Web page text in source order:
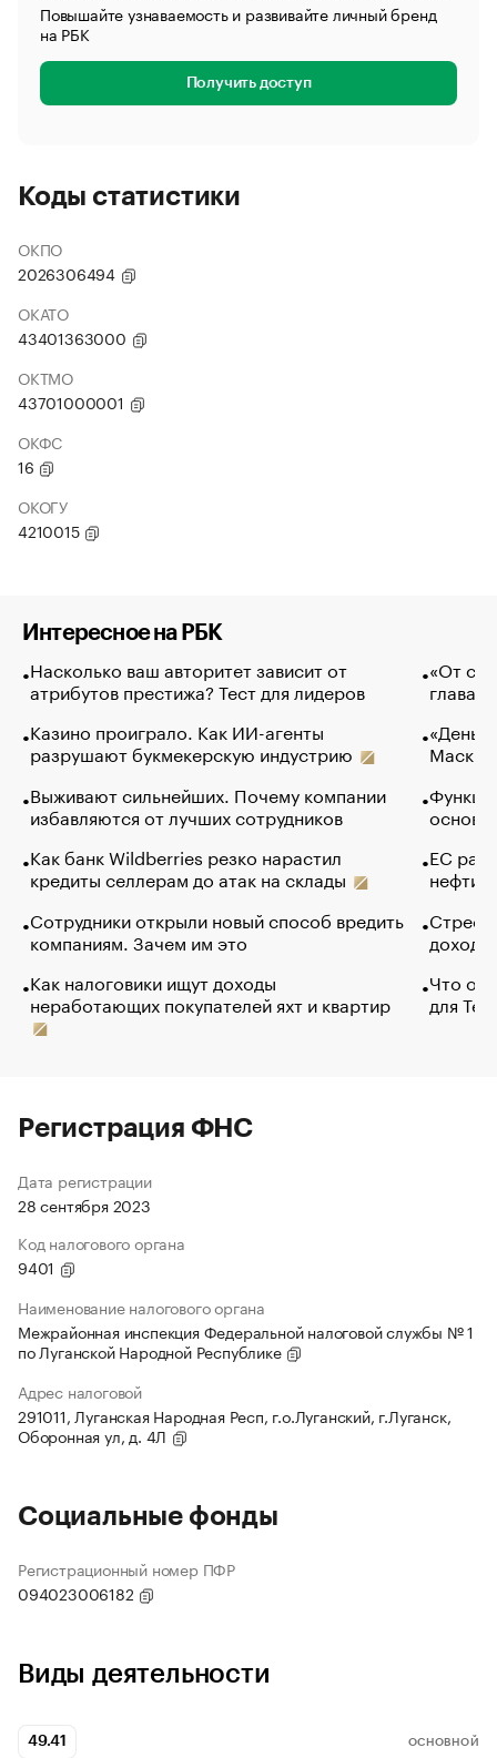
Повышайте узнаваемость и развивайте личный бренд
на РБК
Получить доступ
Коды статистики
ОКПО
2026306494
ОКАТО
43401363000
ОКТМО
43701000001
ОКФС
16
ОКОГУ
4210015
Интересное на РБК
Насколько ваш авторитет зависит от
атрибутов престижа? Тест для лидеров
Казино проиграло. Как ИИ-агенты
разрушают букмекерскую индустрию
Выживают сильнейших. Почему компании
избавляются от лучших сотрудников
Как банк Wildberries резко нарастил
кредиты селлерам до атак на склады
Сотрудники открыли новый способ вредить
компаниям. Зачем им это
Как налоговики ищут доходы
неработающих покупателей яхт и квартир
«От
глава
Маск в
основ
ЕС
нефти
Что
для
Регистрация ФНС
Дата регистрации
28 сентября 2023
Код налогового органа
9401
Наименование налогового органа
Межрайонная инспекция Федеральной налоговой службы № 1
по Луганской Народной Республике
Адрес налоговой
291011, Луганская Народная Респ, г.о.Луганский, г.Луганск,
Оборонная ул, д. 4Л
Социальные фонды
Регистрационный номер ПФР
094023006182
Виды деятельности
49.41 ОСНОВНОЙ